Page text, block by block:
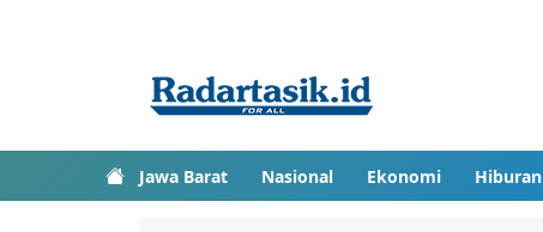
Jawa Barat Nasional Ekonomi Hiburan